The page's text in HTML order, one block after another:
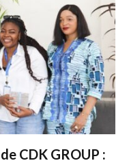
CDK GROUP :